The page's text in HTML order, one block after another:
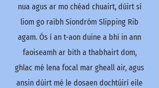
nua agus ar mo chéad chuairt, dúirt sí
liom go raibh Siondróm Slipping Rib
agam. Ós í an t-aon duine a bhí in ann
faoiseamh ar bith a thabhairt dom,
ghlac mé lena focal mar gheall air, agus
ansin dúirt mé le dosaen dochtúirí eile